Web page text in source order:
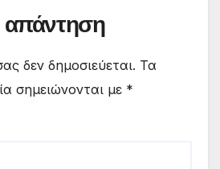
απάντηση
δεν δημοσιεύεται. Τα
σημειώνονται με *